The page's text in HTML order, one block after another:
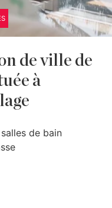
de ville de
à
de bain